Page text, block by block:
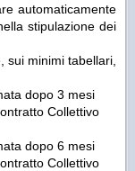
automaticamente
stipulazione dei
sui minimi tabellari,
dopo 3 mesi
Collettivo
dopo 6 mesi
Collettivo